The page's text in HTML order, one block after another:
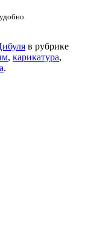
в рубрике
, карикатура,
.